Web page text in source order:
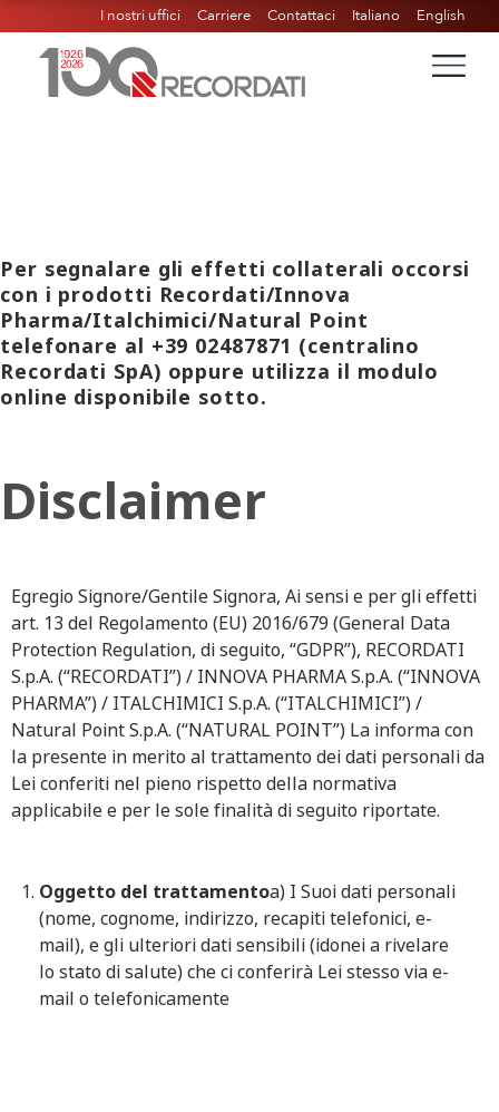
I nostri uffici Carriere Contattaci Italiano English
Per segnalare gli effetti collaterali occorsi
con i prodotti Recordati/Innova
Pharma/Italchimici/Natural Point
telefonare al +39 02487871 (centralino
Recordati SpA) oppure utilizza il modulo
online disponibile sotto.
Disclaimer
Egregio Signore/Gentile Signora, Ai sensi e per gli effetti
art. 13 del Regolamento (EU) 2016/679 (General Data
Protection Regulation, di seguito, “GDPR”), RECORDATI
S.p.A. (“RECORDATI”) / INNOVA PHARMA S.p.A. (“INNOVA
PHARMA”) / ITALCHIMICI S.p.A. (“ITALCHIMICI”) /
Natural Point S.p.A. (“NATURAL POINT”) La informa con
la presente in merito al trattamento dei dati personali da
Lei conferiti nel pieno rispetto della normativa
applicabile e per le sole finalità di seguito riportate.
Oggetto del trattamentoa) I Suoi dati personali
(nome, cognome, indirizzo, recapiti telefonici, e-
mail), e gli ulteriori dati sensibili (idonei a rivelare
lo stato di salute) che ci conferirà Lei stesso via e-
mail o telefonicamente